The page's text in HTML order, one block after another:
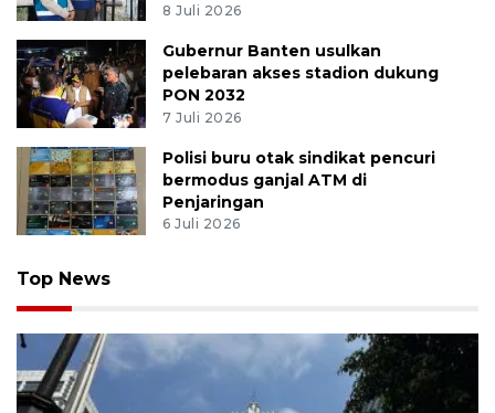
8 Juli 2026
Gubernur Banten usulkan
pelebaran akses stadion dukung
PON 2032
7 Juli 2026
Polisi buru otak sindikat pencuri
bermodus ganjal ATM di
Penjaringan
6 Juli 2026
Top News